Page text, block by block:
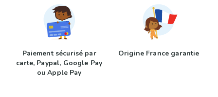
Paiement sécurisé par
carte, Paypal, Google Pay
ou Apple Pay
Origine France garantie